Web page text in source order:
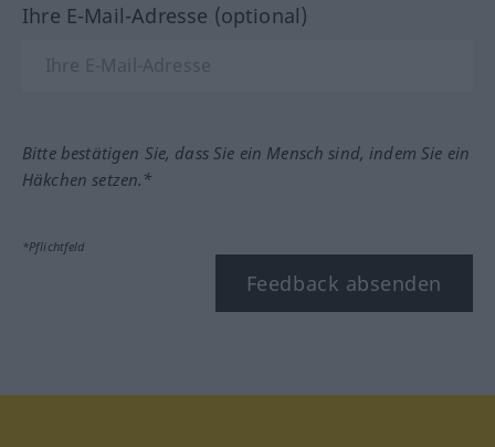
Ihre E-Mail-Adresse (optional)
Bitte bestätigen Sie, dass Sie ein Mensch sind, indem Sie ein
Häkchen setzen.*
*Pflichtfeld
Feedback absenden